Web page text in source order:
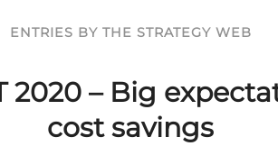
ENTRIES BY THE STRATEGY WEB
2020 – Big
cost savings